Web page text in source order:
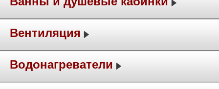
Вентиляция
Водонагреватели